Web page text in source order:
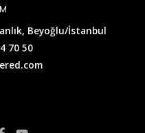
Beyoğlu/İstanbul
70 50